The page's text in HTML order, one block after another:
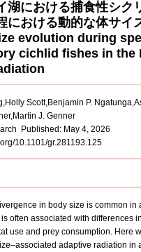
湖における捕食性シク
における動的な体サイ
evolution during
cichlid fishes in the
Scott,Benjamin P.
J. Genner
Published: May 4, 2026
10.1101/gr.281193.125
in body size is common in
often associated with differences
use and prey consumption. Here
adaptive radiation in